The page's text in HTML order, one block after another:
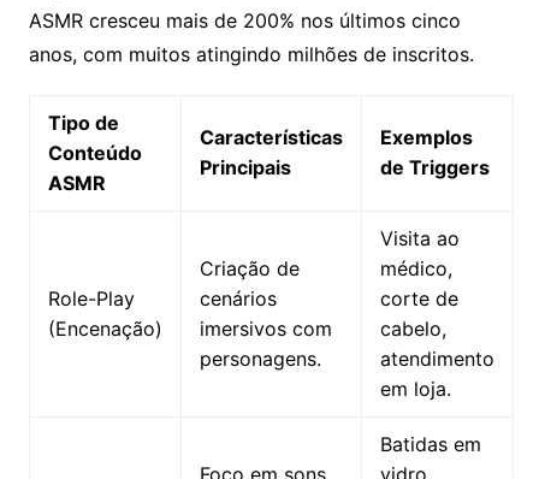
ASMR cresceu mais de 200% nos últimos cinco
anos, com muitos atingindo milhões de inscritos.
Tipo de
Conteúdo
ASMR
Características
Principais
Exemplos
de Triggers
Role-Play
(Encenação)
Criação de
cenários
imersivos com
personagens.
Visita ao
médico,
corte de
cabelo,
atendimento
em loja.
Foco em sons
Batidas em
vidro,